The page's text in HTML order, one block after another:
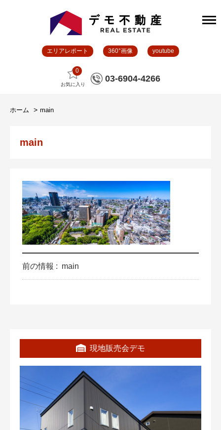
エリアレポート 360°画像 youtube
0
お気に入り
03-6904-4266
ホーム main
現地販売会デモ
main
前の情報 : main